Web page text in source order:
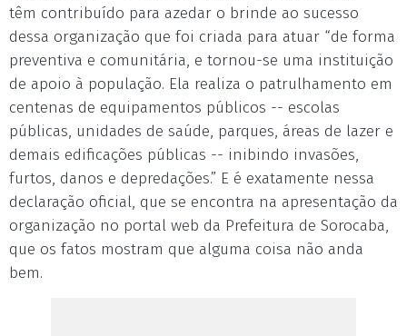
têm contribuído para azedar o brinde ao sucesso
dessa organização que foi criada para atuar “de forma
preventiva e comunitária, e tornou-se uma instituição
de apoio à população. Ela realiza o patrulhamento em
centenas de equipamentos públicos -- escolas
públicas, unidades de saúde, parques, áreas de lazer e
demais edificações públicas -- inibindo invasões,
furtos, danos e depredações.” E é exatamente nessa
declaração oficial, que se encontra na apresentação da
organização no portal web da Prefeitura de Sorocaba,
que os fatos mostram que alguma coisa não anda
bem.